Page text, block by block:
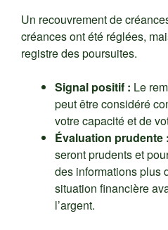
Un recouvrement de
créances ont été réglées,
registre des poursuites.
Signal positif : Le
peut être considéré
votre capacité et de
Évaluation prudente :
seront prudents et
des informations plus
situation financière
l’argent.